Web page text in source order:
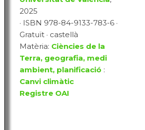
2025
· ISBN 978-84-9133-783-6 ·
Gratuït · castellà
Matèria: Ciències de la
Terra, geografia, medi
ambient, planificació :
Canvi climàtic
Registre OAI